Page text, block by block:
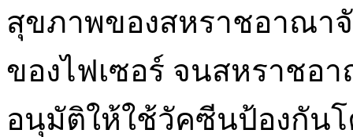
สุขภาพของสหราชอาณา
ของไฟเซอร์ จนสหราชอ
อนุมัติให้ใช้วัคซีนป้องกัน